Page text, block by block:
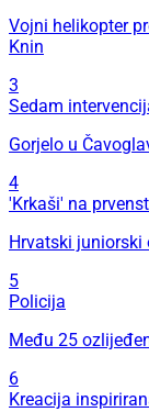
Vojni helikopter
Knin
3
Sedam
Gorjelo u
4
'Krkaši' na
Hrvatski juniorski
5
Policija
Među 25
6
Kreacija